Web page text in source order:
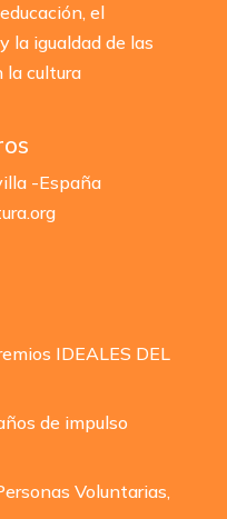
el
la igualdad de las
la cultura
-España
IDEALES DEL
de impulso
Voluntarias,